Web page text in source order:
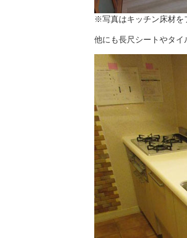
※写真はキッチン床材を
他にも長尺シートやタイ